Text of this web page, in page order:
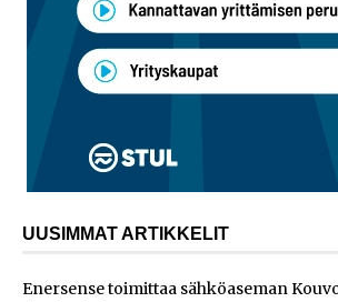
UUSIMMAT ARTIKKELIT
Enersense toimittaa sähköaseman